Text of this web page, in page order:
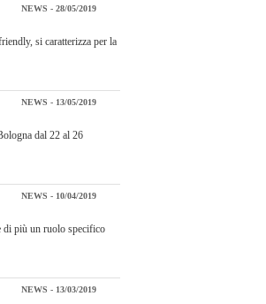
NEWS - 28/05/2019
si caratterizza per la
NEWS - 13/05/2019
dal 22 al 26
NEWS - 10/04/2019
di più un ruolo specifico
NEWS - 13/03/2019